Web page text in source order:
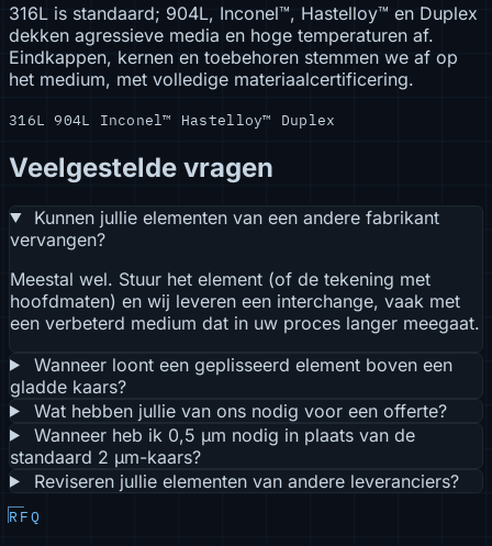
316L is standaard; 904L, Inconel™, Hastelloy™ en Duplex
dekken agressieve media en hoge temperaturen af.
Eindkappen, kernen en toebehoren stemmen we af op
het medium, met volledige materiaalcertificering.
316L 904L Inconel™ Hastelloy™ Duplex
Veelgestelde vragen
Kunnen jullie elementen van een andere fabrikant
vervangen?
Meestal wel. Stuur het element (of de tekening met
hoofdmaten) en wij leveren een interchange, vaak met
een verbeterd medium dat in uw proces langer meegaat.
Wanneer loont een geplisseerd element boven een
gladde kaars?
Wat hebben jullie van ons nodig voor een offerte?
Wanneer heb ik 0,5 µm nodig in plaats van de
standaard 2 µm-kaars?
Reviseren jullie elementen van andere leveranciers?
RFQ